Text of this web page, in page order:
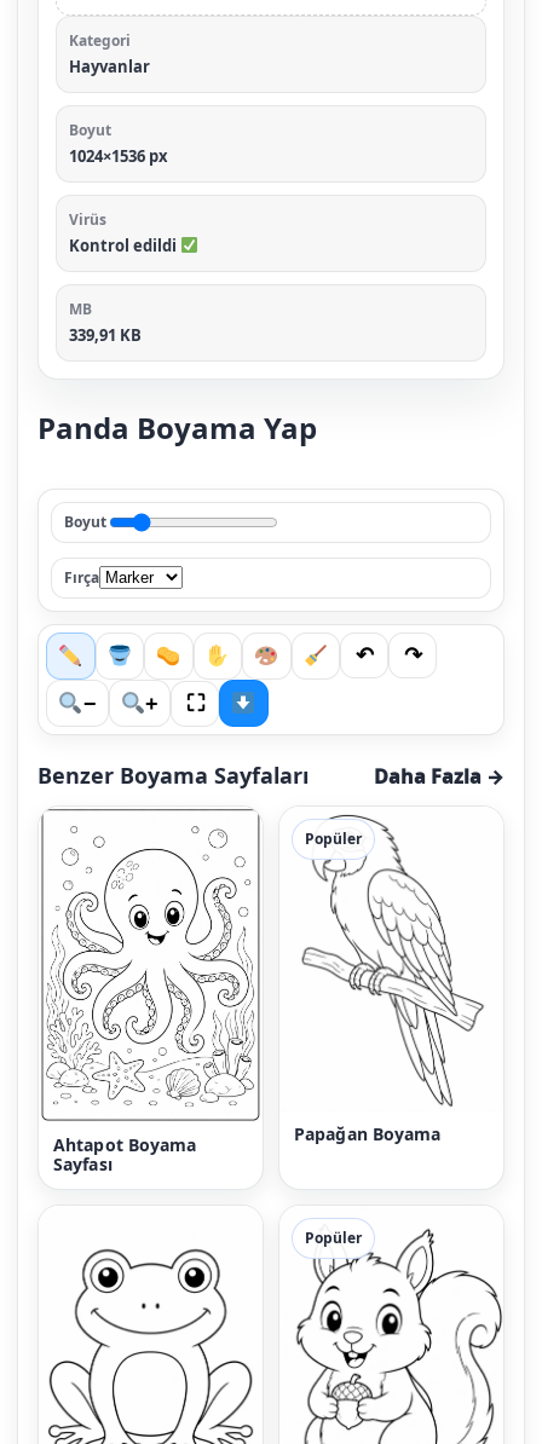
Kategori
Hayvanlar
Boyut
1024×1536 px
Virüs
Kontrol edildi
MB
339,91 KB
Panda Boyama Yap
↶
↷
−
+ ⛶
Boyut
Fırça
Benzer Boyama Sayfaları Daha Fazla →
Ahtapot Boyama
Sayfası
Popüler
Papağan Boyama
Popüler